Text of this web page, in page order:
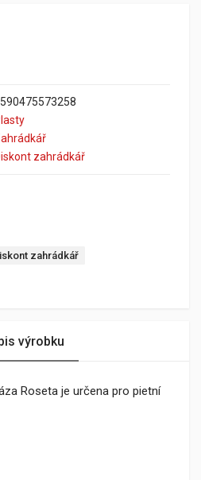
zahrádkář
zahrádkář
výrobku
Roseta je určena pro pietní